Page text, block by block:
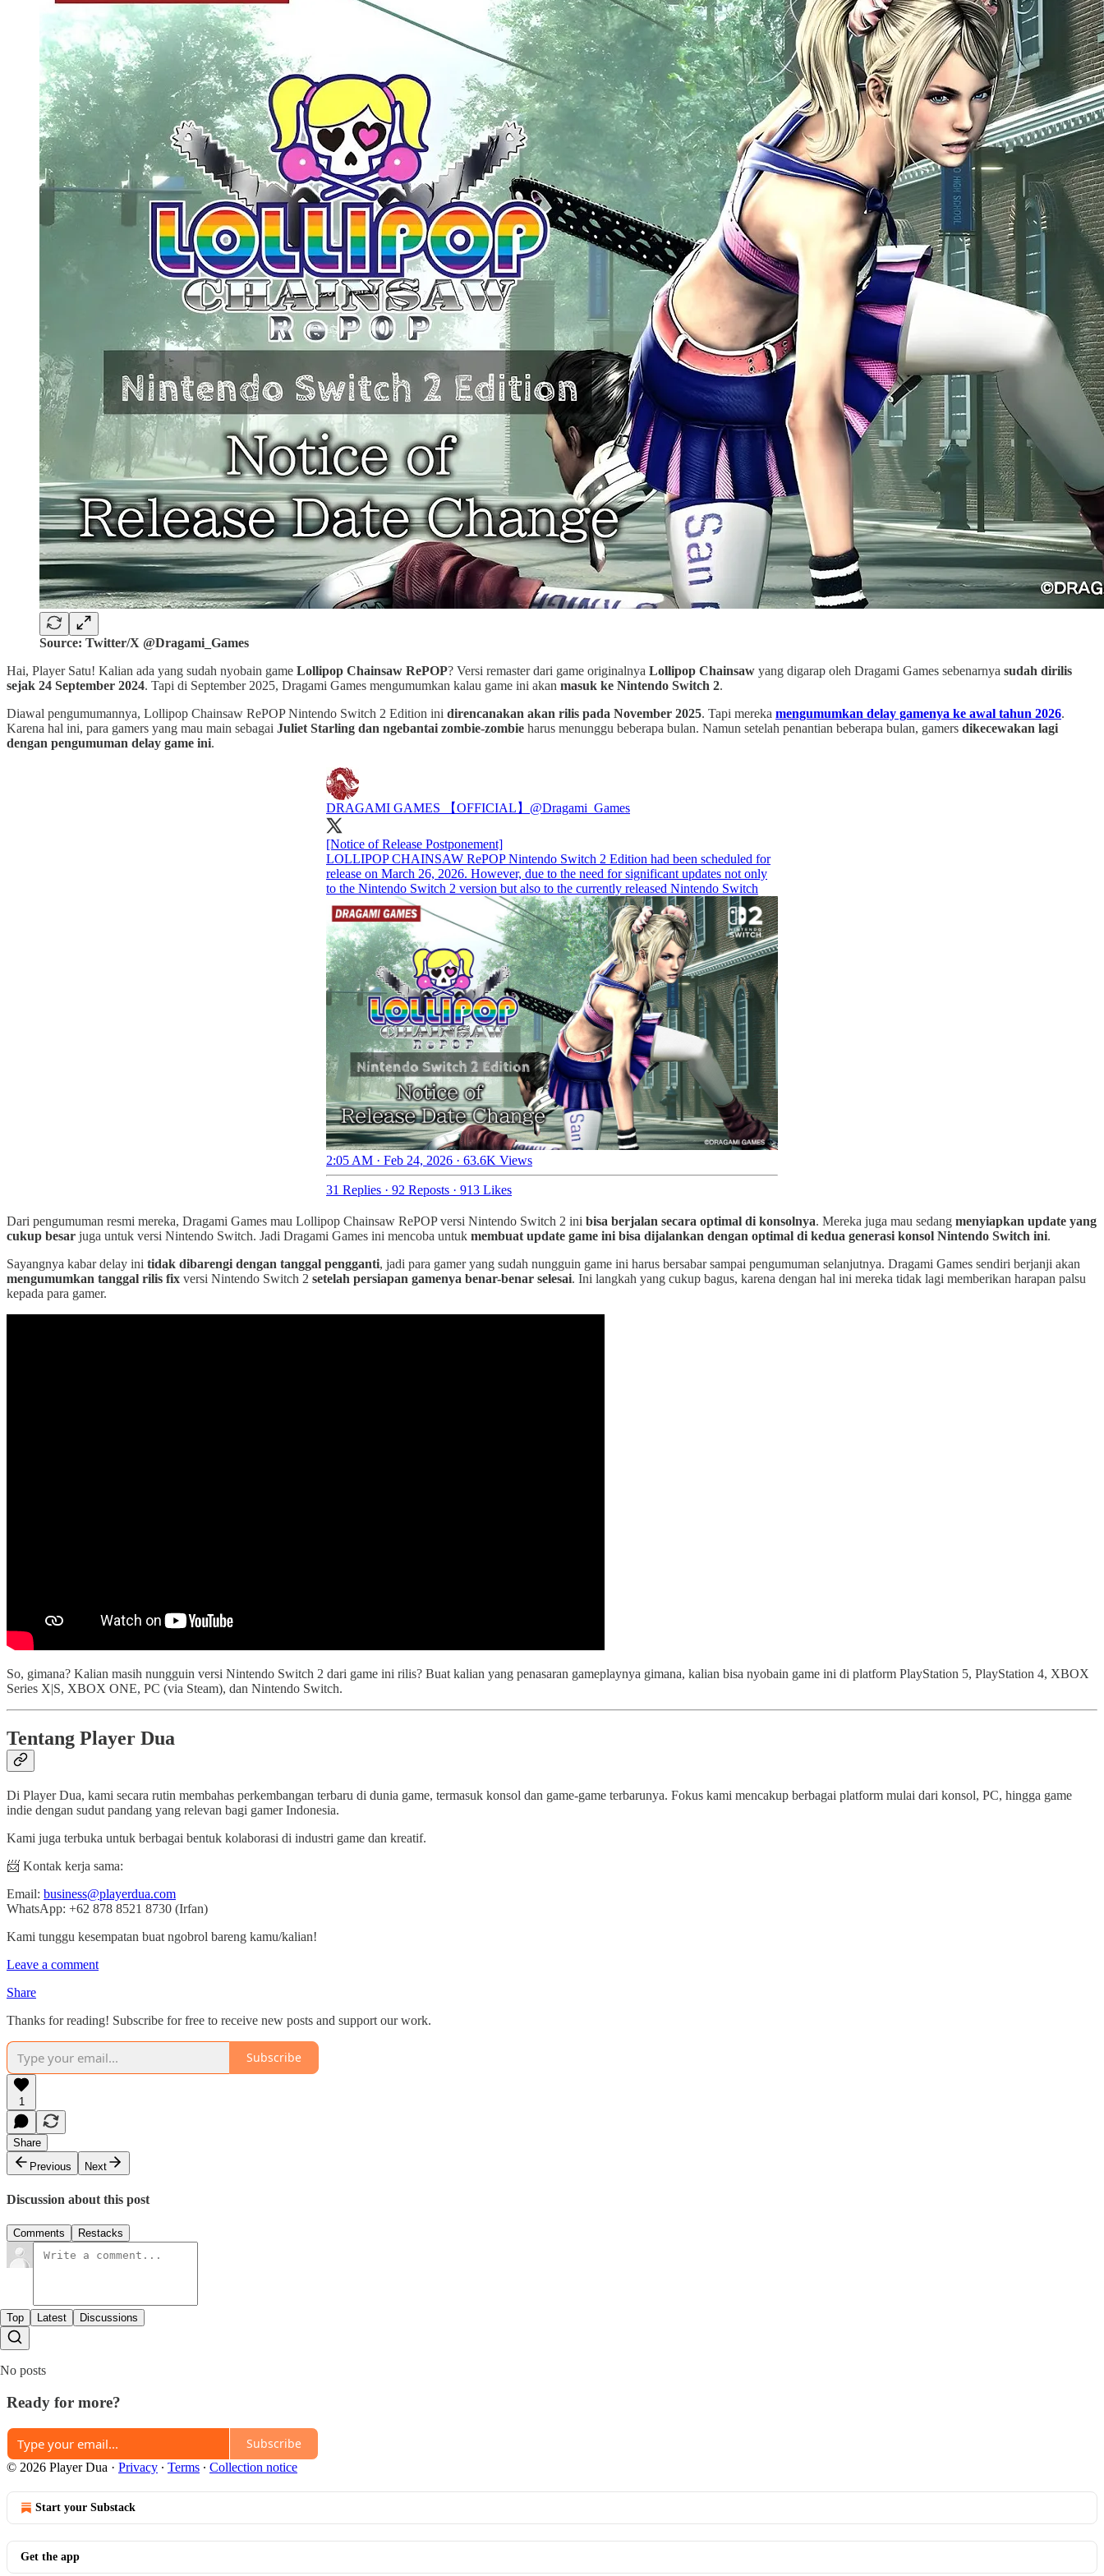
Source: Twitter/X @Dragami_Games
Hai, Player Satu! Kalian ada yang sudah nyobain game Lollipop Chainsaw RePOP? Versi remaster dari game originalnya Lollipop Chainsaw yang digarap oleh Dragami Games sebenarnya sudah dirilis
sejak 24 September 2024. Tapi di September 2025, Dragami Games mengumumkan kalau game ini akan masuk ke Nintendo Switch 2.
Diawal pengumumannya, Lollipop Chainsaw RePOP Nintendo Switch 2 Edition ini direncanakan akan rilis pada November 2025. Tapi mereka mengumumkan delay gamenya ke awal tahun 2026.
Karena hal ini, para gamers yang mau main sebagai Juliet Starling dan ngebantai zombie-zombie harus menunggu beberapa bulan. Namun setelah penantian beberapa bulan, gamers dikecewakan lagi
dengan pengumuman delay game ini.
DRAGAMI GAMES 【OFFICIAL】 @Dragami_Games
[Notice of Release Postponement]
LOLLIPOP CHAINSAW RePOP Nintendo Switch 2 Edition had been scheduled for
release on March 26, 2026. However, due to the need for significant updates not only
to the Nintendo Switch 2 version but also to the currently released Nintendo Switch
2:05 AM · Feb 24, 2026 · 63.6K Views
31 Replies · 92 Reposts · 913 Likes
Dari pengumuman resmi mereka, Dragami Games mau Lollipop Chainsaw RePOP versi Nintendo Switch 2 ini bisa berjalan secara optimal di konsolnya. Mereka juga mau sedang menyiapkan update yang
cukup besar juga untuk versi Nintendo Switch. Jadi Dragami Games ini mencoba untuk membuat update game ini bisa dijalankan dengan optimal di kedua generasi konsol Nintendo Switch ini.
Sayangnya kabar delay ini tidak dibarengi dengan tanggal pengganti, jadi para gamer yang sudah nungguin game ini harus bersabar sampai pengumuman selanjutnya. Dragami Games sendiri berjanji akan
mengumumkan tanggal rilis fix versi Nintendo Switch 2 setelah persiapan gamenya benar-benar selesai. Ini langkah yang cukup bagus, karena dengan hal ini mereka tidak lagi memberikan harapan palsu
kepada para gamer.
So, gimana? Kalian masih nungguin versi Nintendo Switch 2 dari game ini rilis? Buat kalian yang penasaran gameplaynya gimana, kalian bisa nyobain game ini di platform PlayStation 5, PlayStation 4, XBOX
Series X|S, XBOX ONE, PC (via Steam), dan Nintendo Switch.
Tentang Player Dua
Di Player Dua, kami secara rutin membahas perkembangan terbaru di dunia game, termasuk konsol dan game-game terbarunya. Fokus kami mencakup berbagai platform mulai dari konsol, PC, hingga game
indie dengan sudut pandang yang relevan bagi gamer Indonesia.
Kami juga terbuka untuk berbagai bentuk kolaborasi di industri game dan kreatif.
📨 Kontak kerja sama:
Email: business@playerdua.com
WhatsApp: +62 878 8521 8730 (Irfan)
Kami tunggu kesempatan buat ngobrol bareng kamu/kalian!
Leave a comment
Share
Thanks for reading! Subscribe for free to receive new posts and support our work.
Subscribe
1
Share
Previous
Next
Discussion about this post
Comments Restacks
Top Latest Discussions
No posts
Ready for more?
Subscribe
© 2026 Player Dua · Privacy ∙ Terms ∙ Collection notice
Start your Substack
Get the app